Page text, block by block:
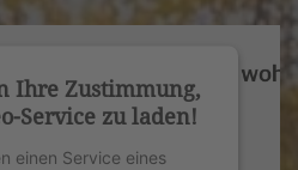
Ihre Zustimmung,
Service zu laden!
einen Service eines